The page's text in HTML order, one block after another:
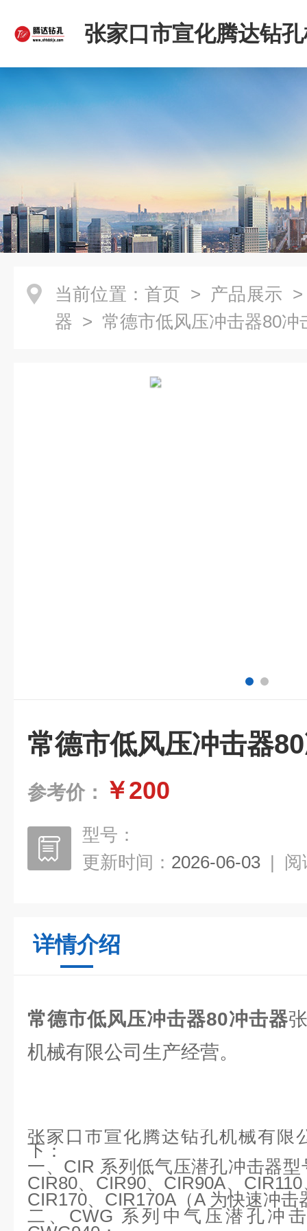
张家口市宣化腾达钻
限公司
当前位置： 首页 > 产品展示
器 > 常德市低风压冲击器80冲
常德市低风压冲击器
参考价： ￥200
型号：
更新时间： 2026-06-03 | 阅
详情介绍
常德市低风压冲击器80冲击器
机械有限公司生产经营。
张家口市宣化腾达钻孔机械有限
下：
一、 CIR 系列低气压潜孔冲击器
CIR80、CIR90、CIR90A、
CIR170、CIR170A（A 为快速冲击
二、 CWG 系列中气压潜孔冲